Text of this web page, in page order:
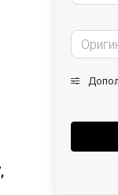
,